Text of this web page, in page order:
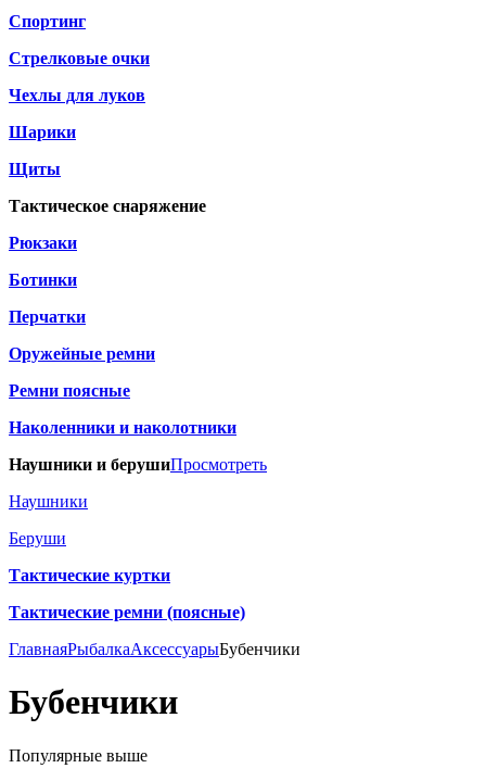
Спортинг
Стрелковые очки
Чехлы для луков
Шарики
Щиты
Тактическое снаряжение
Рюкзаки
Ботинки
Перчатки
Оружейные ремни
Ремни поясные
Наколенники и наколотники
Наушники и берушиПросмотреть
Наушники
Беруши
Тактические куртки
Тактические ремни (поясные)
ГлавнаяРыбалкаАксессуарыБубенчики
Бубенчики
Популярные выше